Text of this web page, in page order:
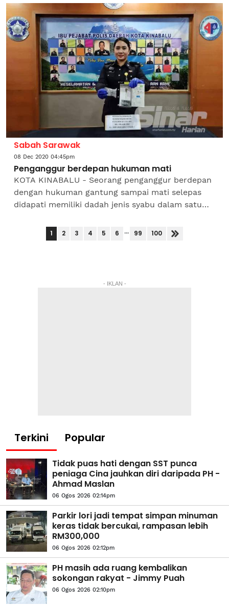
pada 24 November...
Sabah Sarawak
08 Dec 2020 04:45pm
Penganggur berdepan hukuman mati
KOTA KINABALU - Seorang penganggur berdepan
dengan hukuman gantung sampai mati selepas
didapati memiliki dadah jenis syabu dalam satu
kira-kira jam 2.20...
1 2 3 4 5 6 ... 99 100
- IKLAN -
Terkini Popular
Tidak puas hati dengan SST punca
peniaga Cina jauhkan diri daripada PH -
Ahmad Maslan
06 Ogos 2026 02:14pm
Parkir lori jadi tempat simpan minuman
keras tidak bercukai, rampasan lebih
RM300,000
06 Ogos 2026 02:12pm
PH masih ada ruang kembalikan
sokongan rakyat - Jimmy Puah
06 Ogos 2026 02:10pm